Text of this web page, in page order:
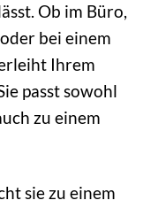
Ob im Büro,
bei einem
Ihrem
passt sowohl
zu einem
sie zu einem